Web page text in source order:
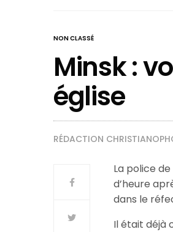
NON CLASSÉ
Minsk :
église
RÉDACTION
La police
d’heure
dans le
Il était déjà